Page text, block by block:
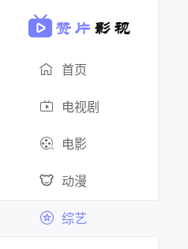
首页
电视剧
电影
动漫
综艺